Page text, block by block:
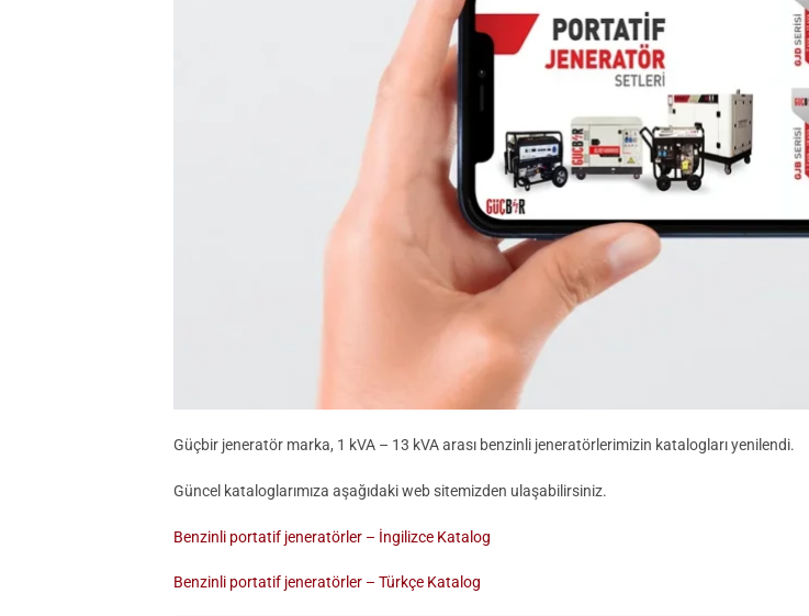
Güçbir jeneratör marka, 1 kVA – 13 kVA arası benzinli jeneratörlerimizin katalogları yenilendi.
Güncel kataloglarımıza aşağıdaki web sitemizden ulaşabilirsiniz.
Benzinli portatif jeneratörler – İngilizce Katalog
Benzinli portatif jeneratörler – Türkçe Katalog